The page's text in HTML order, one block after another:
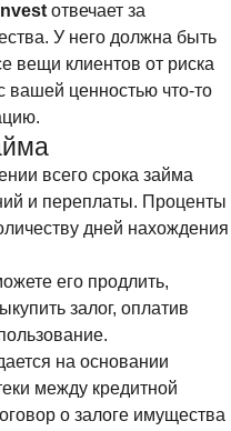
отвечает за
У него должна быть
вещи клиентов от риска
вашей ценностью что-то
всего срока займа
и переплаты. Проценты
дней нахождения
его продлить,
залог, оплатив
на основании
между кредитной
о залоге имущества